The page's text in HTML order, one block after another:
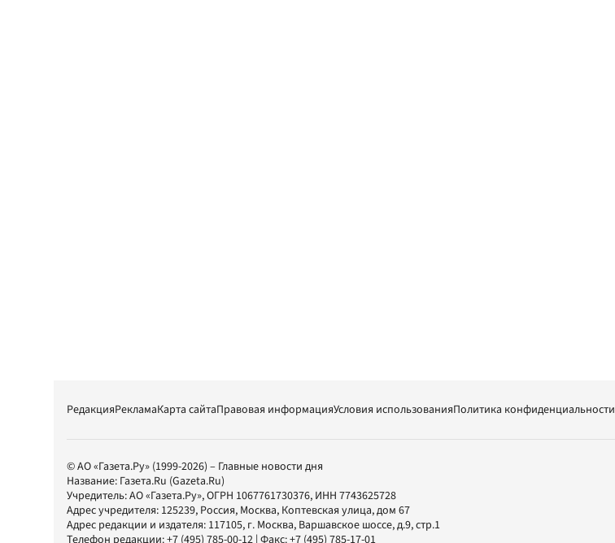
РедакцияРекламаКарта сайтаПравовая информацияУсловия использованияПолитика конфиденциальности
© АО «Газета.Ру» (1999-2026) – Главные новости дня
Название: Газета.Ru (Gazeta.Ru)
Учредитель:АО «Газета.Ру», ОГРН 1067761730376, ИНН 7743625728
Адрес учредителя: 125239, Россия, Москва, Коптевская улица, дом 67
Адрес редакции и издателя: 117105, г. Москва, Варшавское шоссе, д.9, стр.1
Телефон редакции:+7 (495) 785-00-12 | Факс:+7 (495) 785-17-01